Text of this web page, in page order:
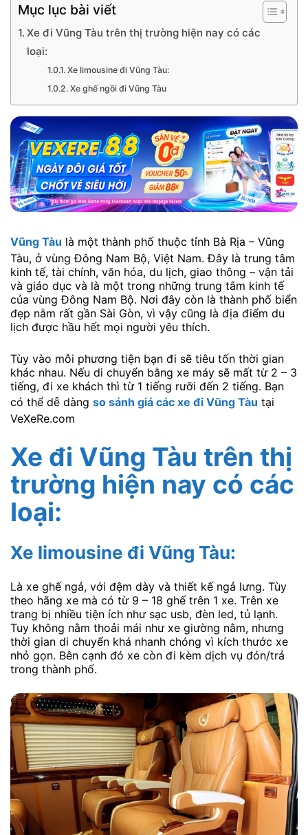
Mục lục bài viết
Xe đi Vũng Tàu trên thị trường hiện nay có các
loại:
Xe limousine đi Vũng Tàu:
Xe ghế ngồi đi Vũng Tàu
Vũng Tàu là một thành phố thuộc tỉnh Bà Rịa – Vũng
Tàu, ở vùng Đông Nam Bộ, Việt Nam. Đây là trung tâm
kinh tế, tài chính, văn hóa, du lịch, giao thông – vận tải
và giáo dục và là một trong những trung tâm kinh tế
của vùng Đông Nam Bộ. Nơi đây còn là thành phố biển
đẹp nằm rất gần Sài Gòn, vì vậy cũng là địa điểm du
lịch được hầu hết mọi người yêu thích.
Tùy vào mỗi phương tiện bạn đi sẽ tiêu tốn thời gian
khác nhau. Nếu di chuyển bằng xe máy sẽ mất từ 2 – 3
tiếng, đi xe khách thì từ 1 tiếng rưỡi đến 2 tiếng. Bạn
có thể dễ dàng so sánh giá các xe đi Vũng Tàu tại
VeXeRe.com
Xe đi Vũng Tàu trên thị
trường hiện nay có các
loại:
Xe limousine đi Vũng Tàu:
Là xe ghế ngả, với đệm dày và thiết kế ngả lưng. Tùy
theo hãng xe mà có từ 9 – 18 ghế trên 1 xe. Trên xe
trang bị nhiều tiện ích như sạc usb, đèn led, tủ lạnh.
Tuy không nằm thoải mái như xe giường nằm, nhưng
thời gian di chuyển khá nhanh chóng vì kích thước xe
nhỏ gọn. Bên cạnh đó xe còn đi kèm dịch vụ đón/trả
trong thành phố.